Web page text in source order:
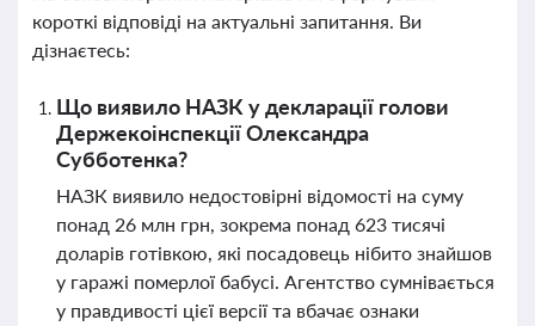
короткі відповіді на актуальні запитання. Ви
дізнаєтесь:
Що виявило НАЗК у декларації голови
Держекоінспекції Олександра
Субботенка?
НАЗК виявило недостовірні відомості на суму
понад 26 млн грн, зокрема понад 623 тисячі
доларів готівкою, які посадовець нібито знайшов
у гаражі померлої бабусі. Агентство сумнівається
у правдивості цієї версії та вбачає ознаки